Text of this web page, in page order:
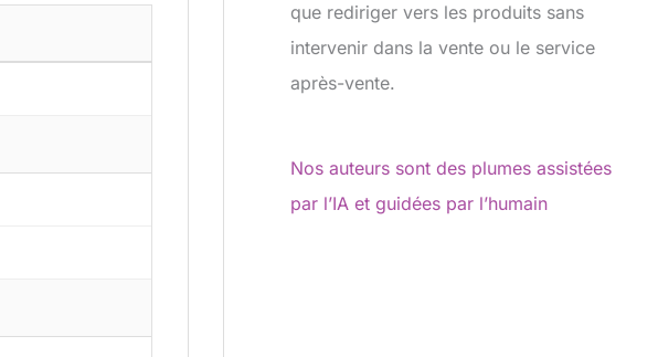
que rediriger vers les produits sans
intervenir dans la vente ou le service
après-vente.
Nos auteurs sont des plumes assistées
par l’IA et guidées par l’humain